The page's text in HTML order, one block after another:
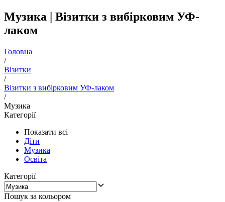
Музика | Візитки з вибірковим УФ-
лаком
Головна
/
Візитки
/
Візитки з вибірковим УФ-лаком
/
Музика
Категорії
Показати всі
Діти
Музика
Освіта
Категорії
Пошук за кольором